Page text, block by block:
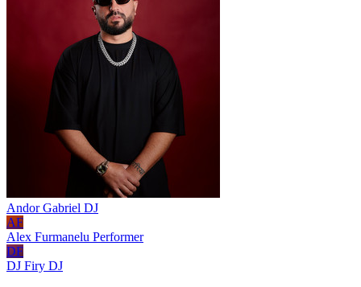
Andor Gabriel DJ
AF
Alex Furmanelu Performer
DF
DJ Firy DJ